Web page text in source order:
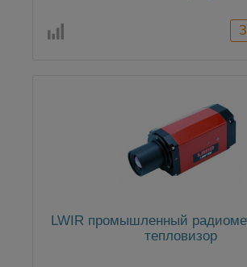
LWIR промышленный
тепловизор